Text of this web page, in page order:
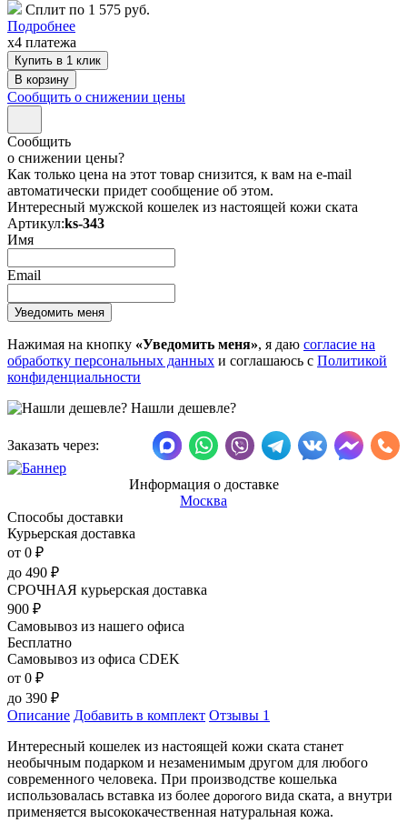
Сплит по 1 575 руб.
Подробнее
x4 платежа
Купить в 1 клик
Сообщить о снижении цены
Сообщить
о снижении цены?
Как только цена на этот товар снизится, к вам на e-mail
автоматически придет сообщение об этом.
Интересный мужской кошелек из настоящей кожи ската
Артикул:ks-343
Имя
Email
Нажимая на кнопку «Уведомить меня», я даю согласие на
обработку персональных данных и соглашаюсь с Политикой
конфиденциальности
Нашли дешевле?
Заказать через:
Информация о доставке
Москва
Способы доставки
Курьерская доставка
от 0 ₽
до 490 ₽
СРОЧНАЯ курьерская доставка
900 ₽
Самовывоз из нашего офиса
Бесплатно
Самовывоз из офиса CDEK
от 0 ₽
до 390 ₽
Описание Добавить в комплект Отзывы 1
Интересный кошелек из настоящей кожи ската станет
необычным подарком и незаменимым другом для любого
современного человека. При производстве кошелька
использовалась вставка из более дорогого вида ската, а внутри
применяется высококачественная натуральная кожа.